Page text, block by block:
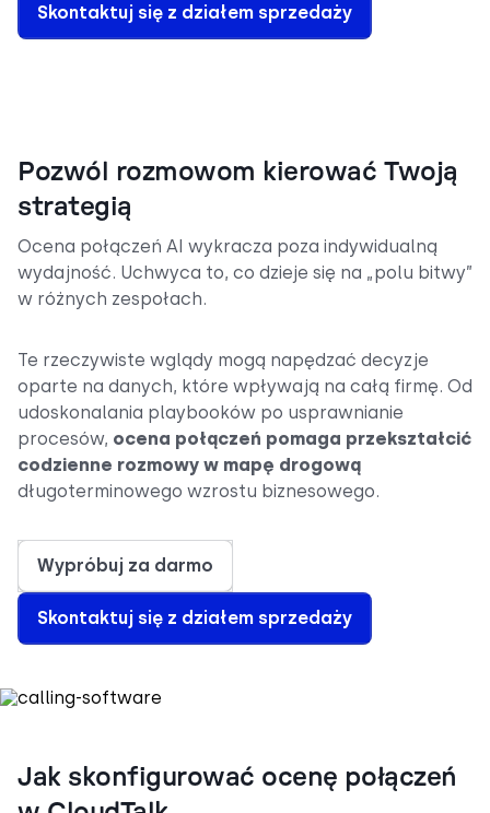
Skontaktuj się z działem sprzedaży
Pozwól rozmowom kierować Twoją
strategią
Ocena połączeń AI wykracza poza indywidualną
wydajność. Uchwyca to, co dzieje się na „polu bitwy”
w różnych zespołach.
Te rzeczywiste wglądy mogą napędzać decyzje
oparte na danych, które wpływają na całą firmę. Od
udoskonalania playbooków po usprawnianie
procesów, ocena połączeń pomaga przekształcić
codzienne rozmowy w mapę drogową
długoterminowego wzrostu biznesowego.
Wypróbuj za darmo
Skontaktuj się z działem sprzedaży
Jak skonfigurować ocenę połączeń